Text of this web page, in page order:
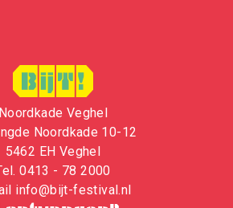
Noordkade Veghel
Noordkade 10-12
5462 EH Veghel
0413 - 78 2000
info@bijt-festival.nl